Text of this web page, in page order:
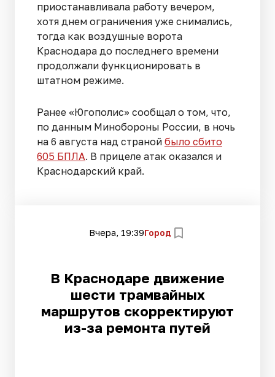
приостанавливала работу вечером,
хотя днем ограничения уже снимались,
тогда как воздушные ворота
Краснодара до последнего времени
продолжали функционировать в
штатном режиме.
Ранее «Югополис» сообщал о том, что,
по данным Минобороны России, в ночь
на 6 августа над страной было сбито
605 БПЛА. В прицеле атак оказался и
Краснодарский край.
Вчера, 19:39Город
В Краснодаре движение
шести трамвайных
маршрутов скорректируют
из-за ремонта путей